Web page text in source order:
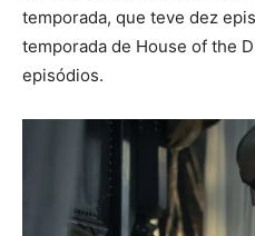
temporada, que teve dez
temporada de House of the
episódios.